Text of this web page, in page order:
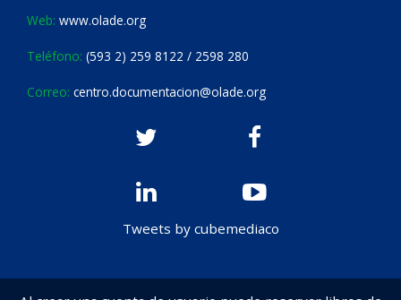
Web: www.olade.org
Teléfono: (593 2) 259 8122 / 2598 280
Correo: centro.documentacion@olade.org
Tweets by cubemediaco